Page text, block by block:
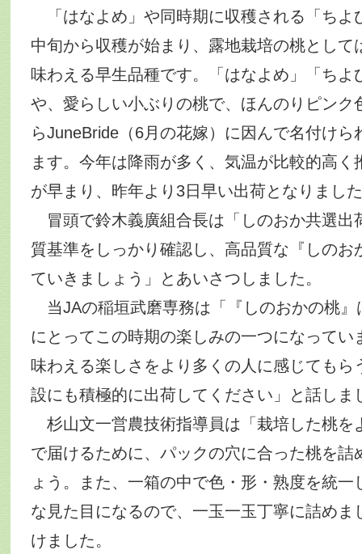
「はなよめ」や同時期に収穫される「ちよ
中旬から収穫が始まり、露地栽培の桃として
味わえる早生品種です。「はなよめ」「ちよ
や、愛らしい小ぶりの桃で、ほんのりピンク
らJuneBride（6月の花嫁）に因んで名付けら
ます。今年は降雨が多く、気温が比較的高く
が早まり、昨年より3日早い出荷となりまし
冒頭で鈴木義廣組合長は「しのおか共選出
質基準をしっかり確認し、高品質な『しのお
ていきましょう」とあいさつしました。
当JAの稲垣武磨専務は「『しのおかの桃』
にとってこの時期の楽しみの一つになってい
味わえる楽しさをより多くの人に感じてもら
設にも積極的に出荷してください」と話しま
杉山文一営農技術指導員は「栽培した桃を
で届けるために、パックの穴に合った桃を詰
ょう。また、一箱の中で色・形・熟度を統一
な見た目になるので、一玉一玉丁寧に詰めま
けました。